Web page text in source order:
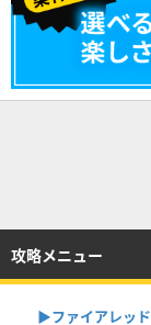
攻略メニュー
▶︎ファイアレッ